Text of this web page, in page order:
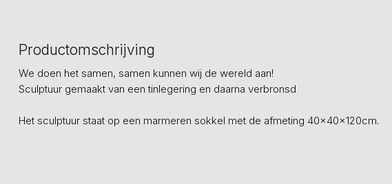
Productomschrijving
We doen het samen, samen kunnen wij de wereld aan!
Sculptuur gemaakt van een tinlegering en daarna verbronsd
Het sculptuur staat op een marmeren sokkel met de afmeting 40x40x120cm.